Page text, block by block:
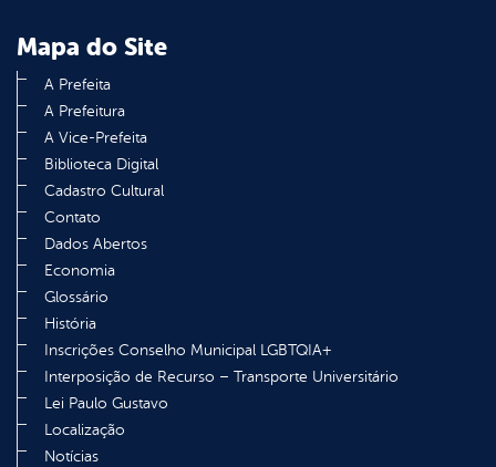
Mapa do Site
A Prefeita
A Prefeitura
A Vice-Prefeita
Biblioteca Digital
Cadastro Cultural
Contato
Dados Abertos
Economia
Glossário
História
Inscrições Conselho Municipal LGBTQIA+
Interposição de Recurso – Transporte Universitário
Lei Paulo Gustavo
Localização
Notícias